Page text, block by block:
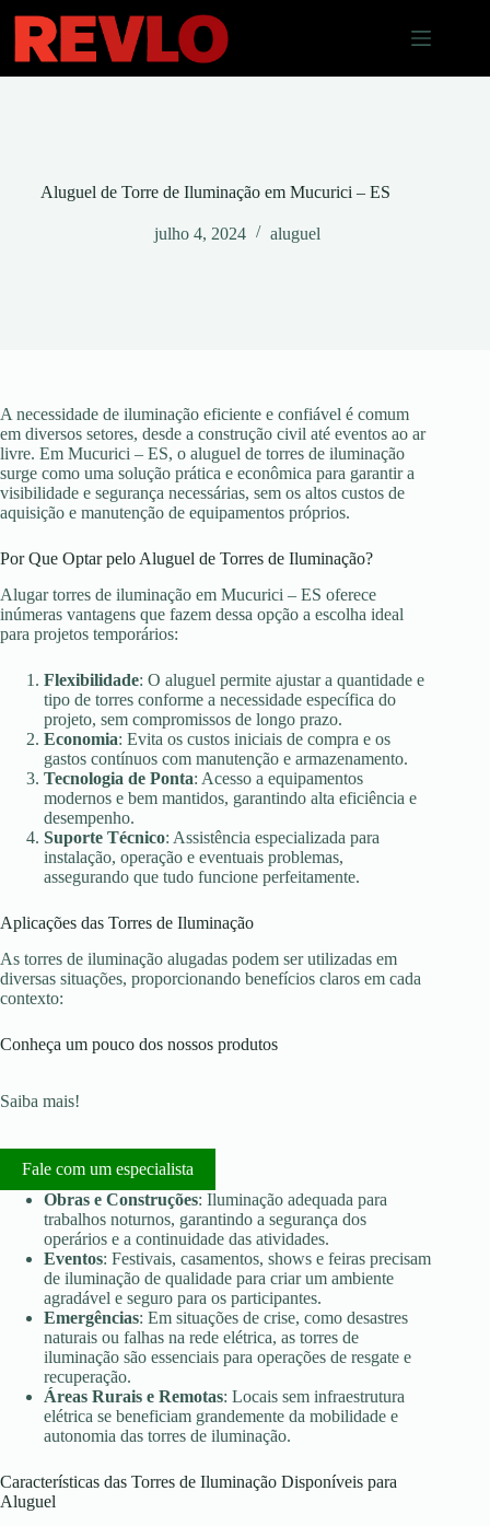
para
conteúdo
Aluguel de Torre de Iluminação em Mucurici – ES
julho 4, 2024 aluguel
A necessidade de iluminação eficiente e confiável é comum
em diversos setores, desde a construção civil até eventos ao ar
livre. Em Mucurici – ES, o aluguel de torres de iluminação
surge como uma solução prática e econômica para garantir a
visibilidade e segurança necessárias, sem os altos custos de
aquisição e manutenção de equipamentos próprios.
Por Que Optar pelo Aluguel de Torres de Iluminação?
Alugar torres de iluminação em Mucurici – ES oferece
inúmeras vantagens que fazem dessa opção a escolha ideal
para projetos temporários:
Flexibilidade: O aluguel permite ajustar a quantidade e
tipo de torres conforme a necessidade específica do
projeto, sem compromissos de longo prazo.
Economia: Evita os custos iniciais de compra e os
gastos contínuos com manutenção e armazenamento.
Tecnologia de Ponta: Acesso a equipamentos
modernos e bem mantidos, garantindo alta eficiência e
desempenho.
Suporte Técnico: Assistência especializada para
instalação, operação e eventuais problemas,
assegurando que tudo funcione perfeitamente.
Aplicações das Torres de Iluminação
As torres de iluminação alugadas podem ser utilizadas em
diversas situações, proporcionando benefícios claros em cada
contexto:
Conheça um pouco dos nossos produtos
Saiba mais!
Fale com um especialista
Obras e Construções: Iluminação adequada para
trabalhos noturnos, garantindo a segurança dos
operários e a continuidade das atividades.
Eventos: Festivais, casamentos, shows e feiras precisam
de iluminação de qualidade para criar um ambiente
agradável e seguro para os participantes.
Emergências: Em situações de crise, como desastres
naturais ou falhas na rede elétrica, as torres de
iluminação são essenciais para operações de resgate e
recuperação.
Áreas Rurais e Remotas: Locais sem infraestrutura
elétrica se beneficiam grandemente da mobilidade e
autonomia das torres de iluminação.
Características das Torres de Iluminação Disponíveis para
Aluguel